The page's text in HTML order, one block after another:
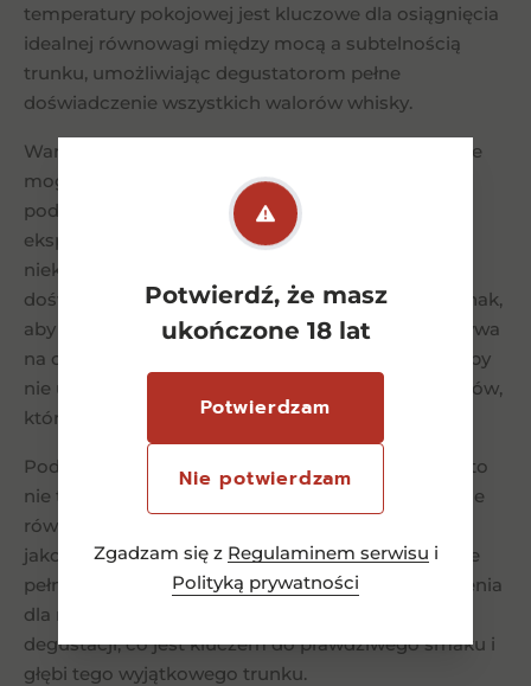
Potwierdź, że masz
ukończone 18 lat
Potwierdzam
Nie potwierdzam
Zgadzam się z Regulaminem serwisu i
Polityką prywatności
temperatury pokojowej jest kluczowe dla osiągnięcia
idealnej równowagi między mocą a subtelnością
trunku, umożliwiając degustatorom pełne
doświadczenie wszystkich walorów whisky.
Warto także pamiętać, że indywidualne preferencje
mogą wpływać na percepcję idealnej temperatury
podawania whisky. Niektórzy miłośnicy mogą
eksperymentować z delikatnym chłodzeniem
niektórych rodzajów whisky, aby dostosować
doświadczenie do swoich gustów. Ważne jest jednak,
aby zawsze mieć na uwadze, jak temperatura wpływa
na charakterystykę trunku i dostosowywać ją tak, by
nie utracić żadnego z bogactwa smaków i aromatów,
które whisky ma do zaoferowania.
Podsumowując, temperatura serwowania whisky to
nie tylko kwestia tradycji czy zaleceń ekspertów, ale
również element, który ma bezpośredni wpływ na
jakość doświadczenia degustacyjnego. Docenienie
pełni charakteru whisky wymaga uwagi i zrozumienia
dla roli, jaką temperatura odgrywa w procesie
degustacji, co jest kluczem do prawdziwego smaku i
głębi tego wyjątkowego trunku.